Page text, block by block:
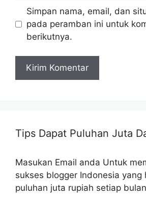
Simpan nama, email, dan
pada peramban ini untuk
berikutnya.
Tips Dapat Puluhan Juta
Masukan Email anda Untuk
sukses blogger Indonesia yang
puluhan juta rupiah setiap